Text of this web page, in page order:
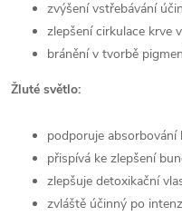
zvýšení vstřebávání
zlepšení cirkulace krve
bránění v tvorbě
Žluté světlo:
podporuje
přispívá ke zlepšení
zlepšuje detoxikační
zvláště účinný po